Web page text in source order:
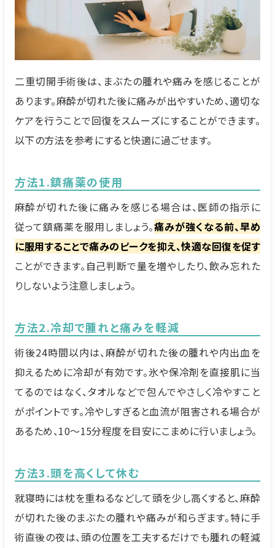
二重切開手術後は、まぶたの腫れや痛みを感じることが
あります。麻酔が切れた後に痛みが出やすいため、適切な
ケアを行うことで回復をスムーズにすることができます。
以下の方法を参考にすると快適に過ごせます。
方法1.鎮痛薬の使用
麻酔が切れた後に痛みを感じる場合は、医師の指示に
従って鎮痛薬を服用しましょう。痛みが強くなる前、早め
に服用することで痛みのピークを抑え、快適な回復を促す
ことができます。自己判断で量を増やしたり、飲み忘れた
りしないよう注意しましょう。
方法2.冷却で腫れと痛みを軽減
術後24時間以内は、麻酔が切れた後の腫れや内出血を
抑えるために冷却が有効です。氷や保冷剤を直接肌に当
てるのではなく、タオルなどで包んでやさしく冷やすこと
がポイントです。冷やしすぎると血流が阻害される場合が
あるため、10〜15分程度を目安にこまめに行いましょう。
方法3.頭を高くして休む
就寝時には枕を重ねるなどして頭を少し高くすると、麻酔
が切れた後のまぶたの腫れや痛みが和らぎます。特に手
術直後の夜は、頭の位置を工夫するだけでも腫れの軽減